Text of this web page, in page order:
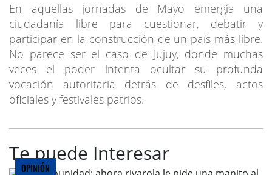
En aquellas jornadas de Mayo emergía una
ciudadanía libre para cuestionar, debatir y
participar en la construcción de un país más libre.
No parece ser el caso de Jujuy, donde muchas
veces el poder intenta ocultar su profunda
vocación autoritaria detrás de desfiles, actos
oficiales y festivales patrios.
Te puede Interesar
OPINIÓN